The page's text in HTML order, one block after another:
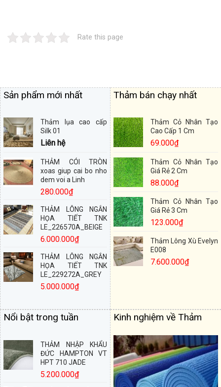
Rate this page
Sản phẩm mới nhất
Thảm lụa cao cấp
Silk 01
Liên hệ
THẢM CÓI TRÒN
xoas giup cai bo nho
dem voi a Linh
280.000₫
THẢM LÔNG NGẮN
HỌA TIẾT TNK
LE_226570A_BEIGE
6.000.000₫
THẢM LÔNG NGẮN
HỌA TIẾT TNK
LE_229272A_GREY
5.000.000₫
Thảm bán chạy nhất
Thảm Cỏ Nhân Tạo
Cao Cấp 1 Cm
69.000₫
Thảm Cỏ Nhân Tạo
Giá Rẻ 2 Cm
88.000₫
Thảm Cỏ Nhân Tạo
Giá Rẻ 3 Cm
123.000₫
Thảm Lông Xù Evelyn
E008
7.600.000₫
Nổi bật trong tuần
THẢM NHẬP KHẨU
ĐỨC HAMPTON VT
HPT 710 JADE
5.200.000₫
Kinh nghiệm về Thảm